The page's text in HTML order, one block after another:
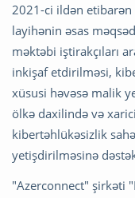
2021-ci ildən
layihənin əsas
məktəbi iştirakçıları
inkişaf etdirilməsi,
xüsusi həvəsə malik
ölkə daxilində və
kibertəhlükəsizlik
yetişdirilməsinə
"Azerconnect" şirkəti